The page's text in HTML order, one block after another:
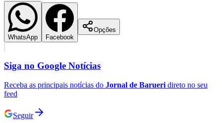
WhatsApp Facebook
Opções
Siga no Google Notícias
Receba as principais notícias do Jornal de Barueri direto no seu
feed
Seguir